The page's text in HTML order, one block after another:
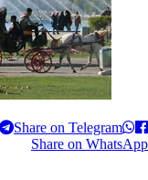
Share on Telegram
Share on WhatsApp